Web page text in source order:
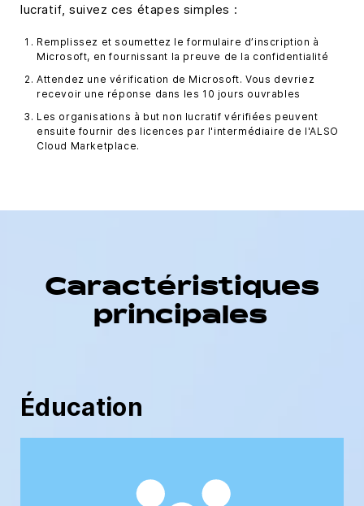
lucratif, suivez ces étapes simples :
Remplissez et soumettez le formulaire d’inscription à
Microsoft, en fournissant la preuve de la confidentialité
Attendez une vérification de Microsoft. Vous devriez
recevoir une réponse dans les 10 jours ouvrables
Les organisations à but non lucratif vérifiées peuvent
ensuite fournir des licences par l'intermédiaire de l'ALSO
Cloud Marketplace.
Caractéristiques
principales
Éducation